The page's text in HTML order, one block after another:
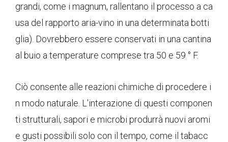
grandi, come i magnum, rallentano il processo a ca
usa del rapporto aria-vino in una determinata botti
glia). Dovrebbero essere conservati in una cantina
al buio a temperature comprese tra 50 e 59 ° F.
Ciò consente alle reazioni chimiche di procedere i
n modo naturale. L'interazione di questi componen
ti strutturali, sapori e microbi produrrà nuovi aromi
e gusti possibili solo con il tempo, come il tabacc